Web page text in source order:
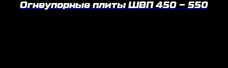
Огнеупорные плиты ШВП 450 – 550